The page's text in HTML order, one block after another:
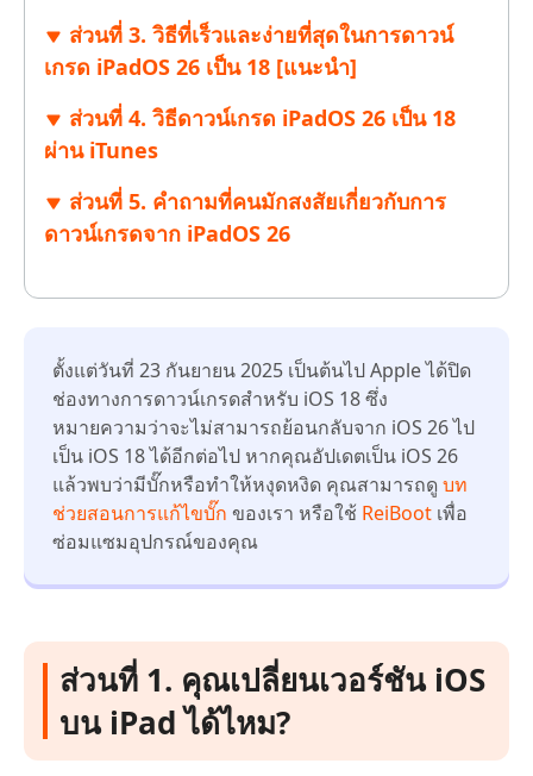
ส่วนที่ 3. วิธีที่เร็วและง่ายที่สุดในการดาวน์
เกรด iPadOS 26 เป็น 18 [แนะนำ]
ส่วนที่ 4. วิธีดาวน์เกรด iPadOS 26 เป็น 18
ผ่าน iTunes
ส่วนที่ 5. คำถามที่คนมักสงสัยเกี่ยวกับการ
ดาวน์เกรดจาก iPadOS 26
ตั้งแต่วันที่ 23 กันยายน 2025 เป็นต้นไป Apple ได้ปิด
ช่องทางการดาวน์เกรดสำหรับ iOS 18 ซึ่ง
หมายความว่าจะไม่สามารถย้อนกลับจาก iOS 26 ไป
เป็น iOS 18 ได้อีกต่อไป หากคุณอัปเดตเป็น iOS 26
แล้วพบว่ามีบั๊กหรือทำให้หงุดหงิด คุณสามารถดูบท
ช่วยสอนการแก้ไขบั๊ก ของเรา หรือใช้ ReiBoot เพื่อ
ซ่อมแซมอุปกรณ์ของคุณ
ส่วนที่ 1. คุณเปลี่ยนเวอร์ชัน iOS
บน iPad ได้ไหม?